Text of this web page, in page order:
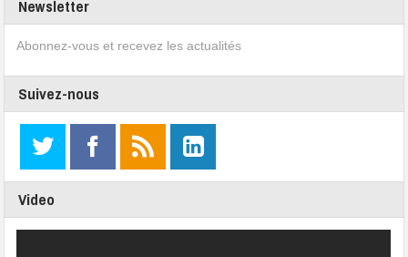
Newsletter
Abonnez-vous et recevez les actualités
Suivez-nous
Video